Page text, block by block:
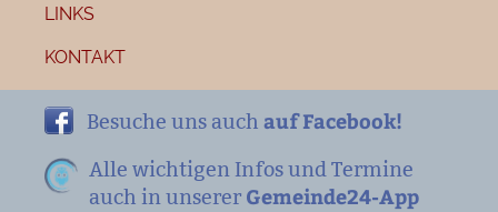
LINKS
KONTAKT
Besuche uns auch auf Facebook!
Alle wichtigen Infos und Termine
auch in unserer Gemeinde24-App